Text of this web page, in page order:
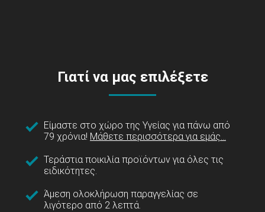
Γιατί να μας επιλέξετε
Είμαστε στο χώρο της Υγείας για πάνω από
79 χρόνια! Μάθετε περισσότερα για εμάς...
Τεράστια ποικιλία προϊόντων για όλες τις
ειδικότητες.
Άμεση ολοκλήρωση παραγγελίας σε
λιγότερο από 2 λεπτά.